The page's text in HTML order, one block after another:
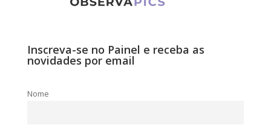
Inscreva-se no Painel e receba as
novidades por email
Nome